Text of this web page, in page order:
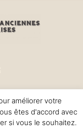
a pour objet la
anciens.
1901 'Les Ailes
améliorer votre
êtes d'accord avec
si vous le souhaitez.